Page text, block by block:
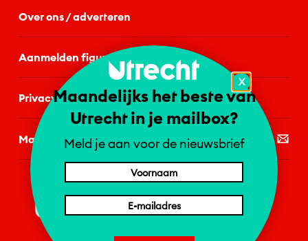
Over ons / adverteren
Aanmelden figurant
Privacystatement
Mail de redactie
X
Maandelijks het beste van
Utrecht in je mailbox?
Meld je aan voor de nieuwsbrief